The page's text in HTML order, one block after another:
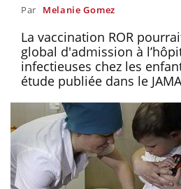
Par Melanie Gomez
La vaccination ROR
global d'admission à
infectieuses chez les
étude publiée dans le